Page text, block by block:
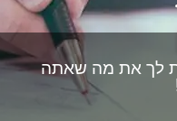
לך את מה שאתה